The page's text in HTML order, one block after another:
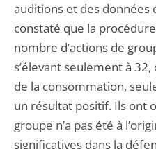
auditions et des données
constaté que la
nombre d’actions de
s’élevant seulement à
de la consommation,
un résultat positif. Ils ont
groupe n’a pas été à
significatives dans la